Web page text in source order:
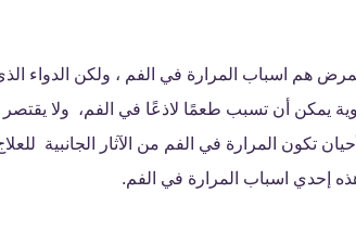
هم اسباب المرارة في الفم ، ولكن الدواء
يمكن أن تسبب طعمًا لاذعًا في الفم، ولا يقتصر
تكون المرارة في الفم من الآثار الجانبية
إحدي اسباب المرارة في الفم.